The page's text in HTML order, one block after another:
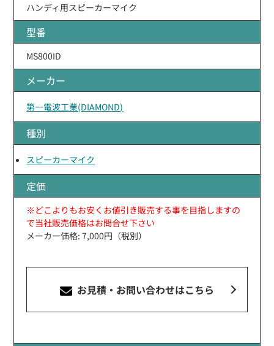
ハンディ用スピーカーマイク
型番
MS800ID
メーカー
第一電波工業(DIAMOND)
種別
スピーカーマイク
定価
※どこよりもお安くお値引き販売する事を目指しますの
で当社販売価格はお問合せ下さい
メーカー価格: 7,000円（税別）
お見積・お問い合わせはこちら